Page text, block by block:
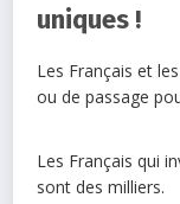
uniques !
Les Français et
ou de passage
Les Français qui
sont des milliers.